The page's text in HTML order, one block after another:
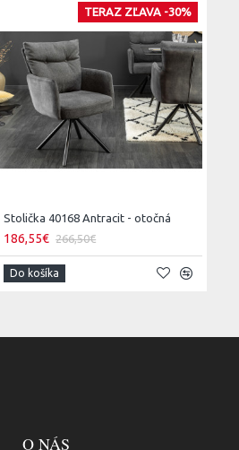
TERAZ ZĽAVA -30%
Stolička 40168 Antracit - otočná
186,55€ 266,50€
Do košíka
O NÁS